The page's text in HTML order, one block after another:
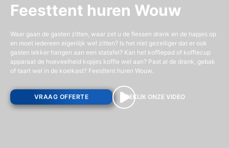
Feesttent huren Wouw
Waar gaan de gasten zitten, waar zet u de flessen drank en de hapjes op
en moet iedereen eigenlijk wel zitten? Is het niet gezelliger dat er ook
gasten lekker hangen aan een statafel? Kan het koffiepad of koffiecup
apparaat de hoeveelheid kopjes koffie wel aan? Past al de drank, gebak
of taart wel in de koelkast? Feesttent huren Wouw.
VRAAG OFFERTE BEKIJK ONZE VIDEO